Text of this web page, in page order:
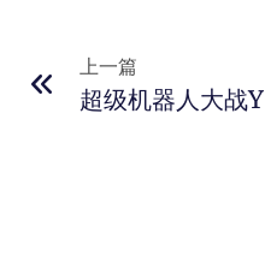
上一篇
超级机器人大战Y